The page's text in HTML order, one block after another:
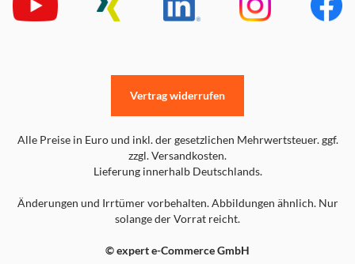
Alle Preise in Euro und inkl. der gesetzlichen Mehrwertsteuer. ggf.
zzgl. Versandkosten.
Lieferung innerhalb Deutschlands.
Änderungen und Irrtümer vorbehalten. Abbildungen ähnlich. Nur
solange der Vorrat reicht.
© expert e-Commerce GmbH
Vertrag widerrufen